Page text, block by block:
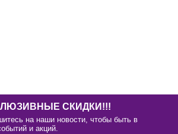
СКИДКИ!!!
на наши новости, чтобы быть в
и акций.